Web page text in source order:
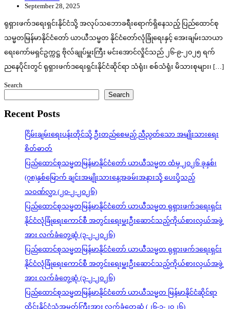
September 28, 2025
ရုရှားဖက်ဒရေးရှင်းနိုင်ငံသို့ အလုပ်သဘောခရီးရောက်ရှိနေသည့် ပြည်ထောင်စု
သမ္မတမြန်မာနိုင်ငံတော် ယာယီသမ္မတ နိုင်ငံတော်လုံခြုံရေးနှင့် အေးချမ်းသာယာ
ရေးကော်မရှင်ဥက္ကဋ္ဌ ဗိုလ်ချုပ်မှူးကြီး မင်းအောင်လှိုင်သည် ၂၆-၉-၂၀၂၅ ရက်
ညနေပိုင်းတွင် ရုရှားဖက်ဒရေးရှင်းနိုင်ငံဆိုင်ရာ သံရုံး၊ စစ်သံရုံး မိသားစုများ၊ […]
Search
Search
Recent Posts
ငြိမ်းချမ်းရေးပန်းတိုင်သို့ ဦးတည်စေမည့် ညီညွတ်သော အမျိုးသားရေး
စိတ်ဓာတ်
ပြည်ထောင်စုသမ္မတမြန်မာနိုင်ငံတော် ယာယီသမ္မတ ထံမှ ၂၀၂၆ ခုနှစ်၊
(၇၈)နှစ်မြောက် ချင်းအမျိုးသားနေ့အခမ်းအနားသို့ ပေးပို့သည့်
သဝဏ်လွှာ (၂၀-၂-၂၀၂၆)
ပြည်ထောင်စုသမ္မတမြန်မာနိုင်ငံတော် ယာယီသမ္မတ ရုရှားဖက်ဒရေးရှင်း
နိုင်ငံလုံခြုံရေးကောင်စီ အတွင်းရေးမှူးဦးဆောင်သည့်ကိုယ်စားလှယ်အဖွဲ့
အား လက်ခံတွေ့ဆုံ (၃-၂-၂၀၂၆)
ပြည်ထောင်စုသမ္မတမြန်မာနိုင်ငံတော် ယာယီသမ္မတ ရုရှားဖက်ဒရေးရှင်း
နိုင်ငံလုံခြုံရေးကောင်စီ အတွင်းရေးမှူးဦးဆောင်သည့်ကိုယ်စားလှယ်အဖွဲ့
အား လက်ခံတွေ့ဆုံ (၃-၂-၂၀၂၆)
ပြည်ထောင်စုသမ္မတမြန်မာနိုင်ငံတော် ယာယီသမ္မတ မြန်မာနိုင်ငံဆိုင်ရာ
ထိုင်းနိုင်ငံသံအမတ်ကြီးအား လက်ခံတွေ့ဆုံ (၂၆-၁-၂၀၂၆)